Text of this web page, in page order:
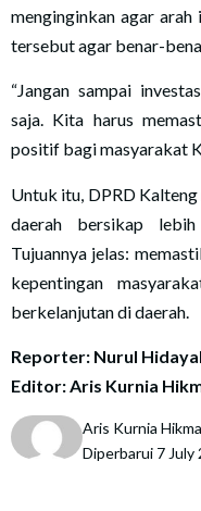
menginginkan agar
tersebut agar benar-
“Jangan sampai
saja. Kita harus
positif bagi masyarakat
Untuk itu, DPRD
daerah bersikap
Tujuannya jelas:
kepentingan
berkelanjutan di daerah.
Reporter: Nurul
Editor: Aris Kurnia
Aris Kurnia
Diperbarui 7 July